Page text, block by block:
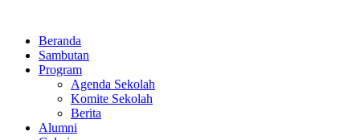
kontenBeranda
Sambutan
Program
Agenda Sekolah
Komite Sekolah
Berita
Alumni